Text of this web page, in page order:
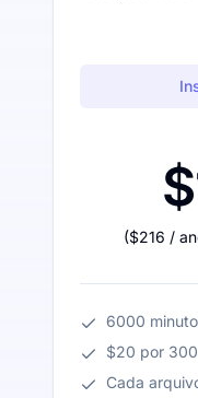
($216 /
6000
$20 por
Cada